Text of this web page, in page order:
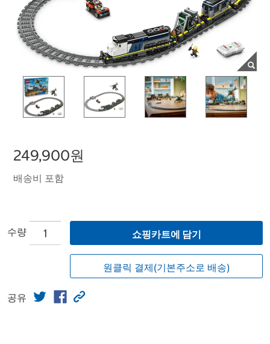
249,900원
배송비 포함
수량 쇼핑카트에 담기
원클릭 결제(기본주소로 배송)
공유